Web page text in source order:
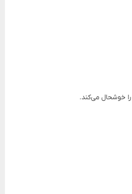
خوشحال می‌کند.